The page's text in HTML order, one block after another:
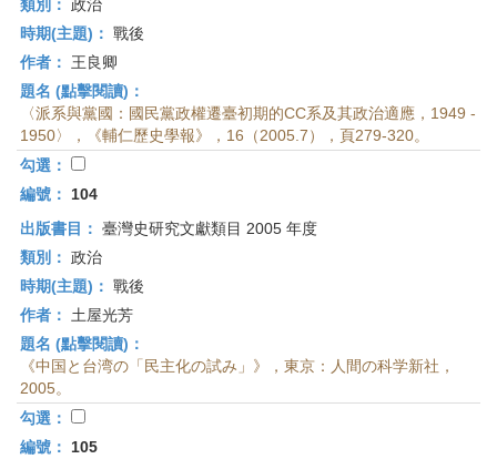
類別： 政治
時期(主題)： 戰後
作者：
王良卿
題名 (點擊閱讀)：
〈派系與黨國：國民黨政權遷臺初期的CC系及其政治適應，1949 -
1950〉，《輔仁歷史學報》，16（2005.7），頁279-320。
勾選：
編號：
104
出版書目： 臺灣史研究文獻類目 2005 年度
類別： 政治
時期(主題)： 戰後
作者：
土屋光芳
題名 (點擊閱讀)：
《中国と台湾の「民主化の試み」》，東京：人間の科学新社，
2005。
勾選：
編號：
105